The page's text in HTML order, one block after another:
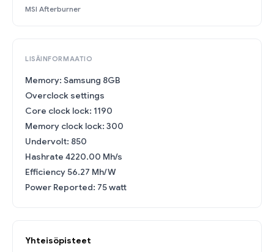
MSI Afterburner
LISÄINFORMAATIO
Memory: Samsung 8GB
Overclock settings
Core clock lock: 1190
Memory clock lock: 300
Undervolt: 850
Hashrate 4220.00 Mh/s
Efficiency 56.27 Mh/W
Power Reported: 75 watt
Yhteisöpisteet